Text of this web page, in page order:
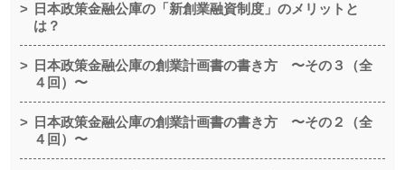
日本政策金融公庫の「新創業融資制度」のメリットと
は？
日本政策金融公庫の創業計画書の書き方 〜その３（全
４回）〜
日本政策金融公庫の創業計画書の書き方 〜その２（全
４回）〜